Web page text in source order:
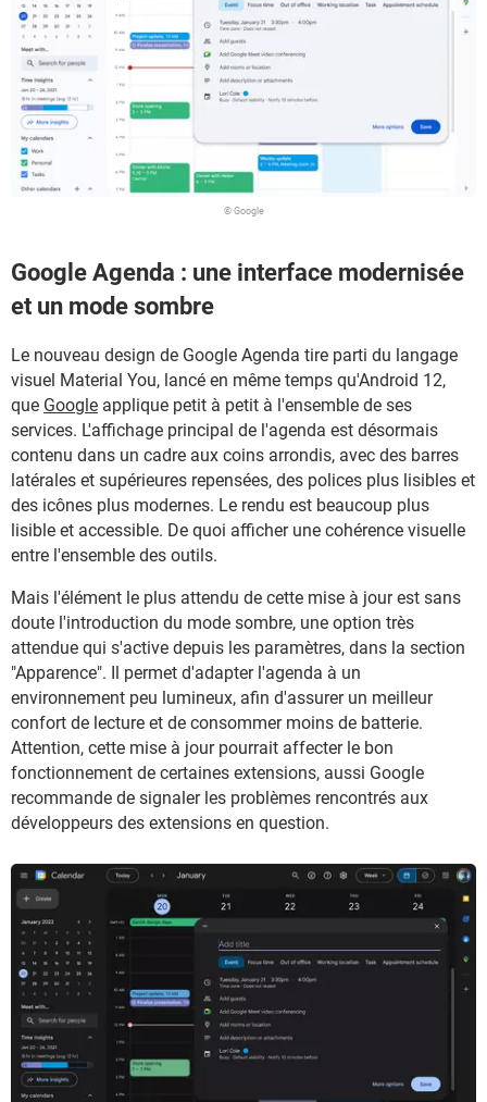
© Google
Google Agenda : une interface modernisée
et un mode sombre
Le nouveau design de Google Agenda tire parti du langage
visuel Material You, lancé en même temps qu'Android 12,
que Google applique petit à petit à l'ensemble de ses
services. L'affichage principal de l'agenda est désormais
contenu dans un cadre aux coins arrondis, avec des barres
latérales et supérieures repensées, des polices plus lisibles et
des icônes plus modernes. Le rendu est beaucoup plus
lisible et accessible. De quoi afficher une cohérence visuelle
entre l'ensemble des outils.
Mais l'élément le plus attendu de cette mise à jour est sans
doute l'introduction du mode sombre, une option très
attendue qui s'active depuis les paramètres, dans la section
"Apparence". Il permet d'adapter l'agenda à un
environnement peu lumineux, afin d'assurer un meilleur
confort de lecture et de consommer moins de batterie.
Attention, cette mise à jour pourrait affecter le bon
fonctionnement de certaines extensions, aussi Google
recommande de signaler les problèmes rencontrés aux
développeurs des extensions en question.